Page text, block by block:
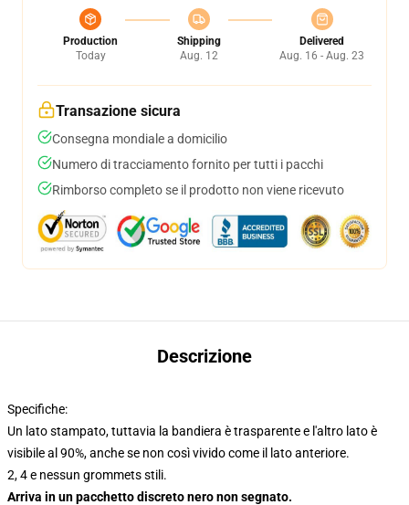
Production
Today
Shipping
Aug. 12
Delivered
Aug. 16 - Aug. 23
Transazione sicura
Consegna mondiale a domicilio
Numero di tracciamento fornito per tutti i pacchi
Rimborso completo se il prodotto non viene ricevuto
Descrizione
Specifiche:
Un lato stampato, tuttavia la bandiera è trasparente e l'altro lato è
visibile al 90%, anche se non così vivido come il lato anteriore.
2, 4 e nessun grommets stili.
Arriva in un pacchetto discreto nero non segnato.